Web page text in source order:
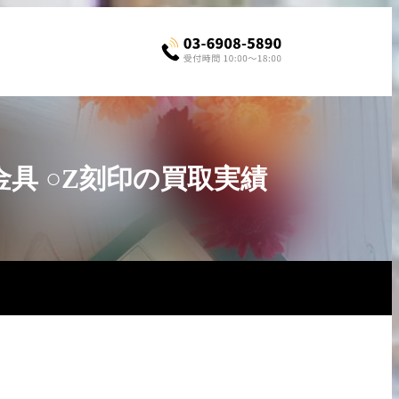
○Z刻印の買取実績